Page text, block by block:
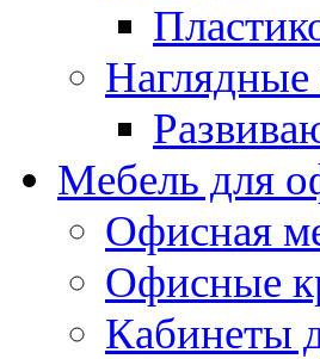
Мебель для
Офисная
Офисные
Кабинеты